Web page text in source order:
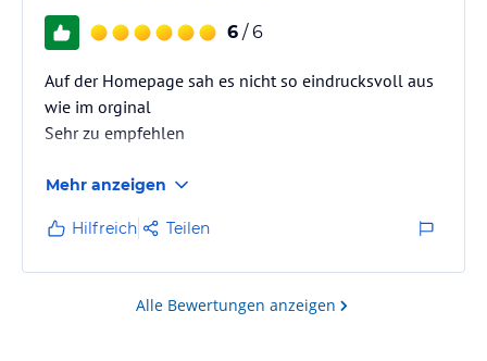
6 / 6
Auf der Homepage sah es nicht so eindrucksvoll aus
wie im orginal
Sehr zu empfehlen
Mehr anzeigen
Hilfreich Teilen
Alle Bewertungen anzeigen